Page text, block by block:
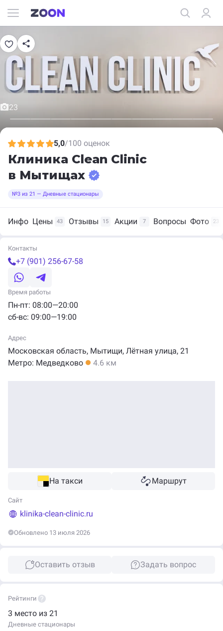
23
5,0/100 оценок
Клиника Clean Clinic
в Мытищах
№3 из 21 — Дневные стационары
Инфо Цены 43 Отзывы 15 Акции 7 Вопросы Фото 23
Контакты
+7 (901) 256-67-58
Время работы
Пн-пт: 08:00—20:00
сб-вс: 09:00—19:00
Адрес
Московская область, Мытищи, Лётная улица, 21
Метро: Медведково 4.6 км
На такси Маршрут
Сайт
klinika-clean-clinic.ru
Обновлено 13 июля 2026
Оставить отзыв Задать вопрос
Рейтинги
3 место из 21
Дневные стационары